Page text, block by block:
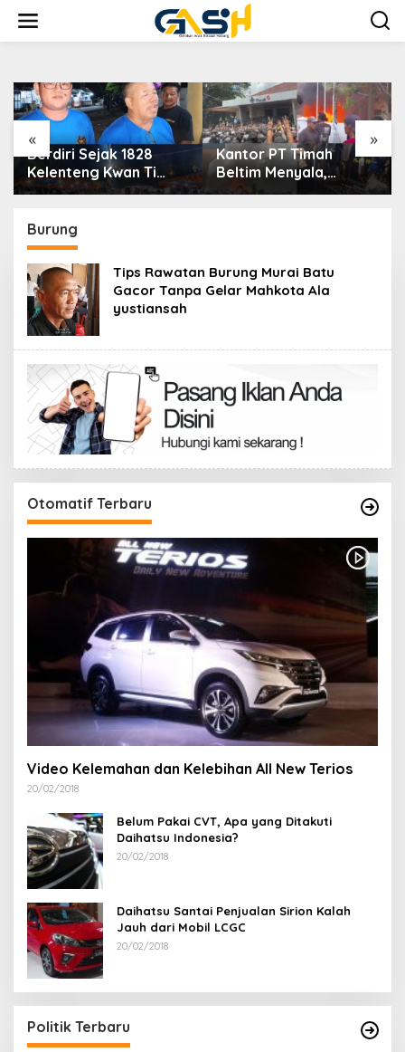
konten
« »
Sejak 1828
Kwan Ti
Kaposang
Berlangsung
Kantor PT Timah
Beltim Menyala,
Ribuan Penambang
Burung
Tips Rawatan Burung Murai Batu
Gacor Tanpa Gelar Mahkota Ala
yustiansah
Otomatif Terbaru
Video Kelemahan dan Kelebihan All New Terios
20/02/2018
Belum Pakai CVT, Apa yang Ditakuti
Daihatsu Indonesia?
20/02/2018
Daihatsu Santai Penjualan Sirion Kalah
Jauh dari Mobil LCGC
20/02/2018
Politik Terbaru
Besar Bangkitkan Golkar Bangka Selatan
Di Bangka Selatan, Politik